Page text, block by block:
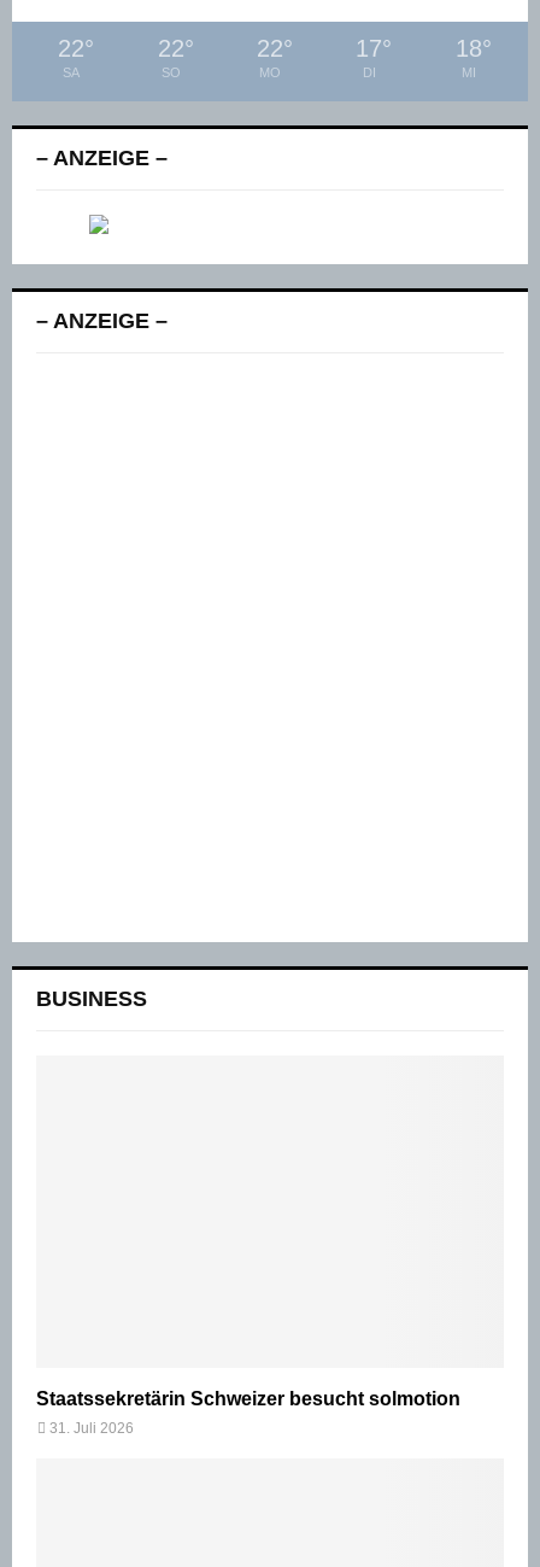
22°
SA
22°
SO
22°
MO
17°
DI
18°
MI
– ANZEIGE –
– ANZEIGE –
BUSINESS
Staatssekretärin Schweizer besucht solmotion
31. Juli 2026